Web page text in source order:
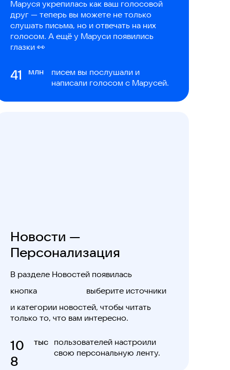
тыс
10
8
Новости —
Персонализация
В разделе Новостей появилась
кнопка выберите источники
и категории новостей, чтобы читать
только то, что вам интересно.
пользователей настроили
свою персональную ленту.
млн
41
писем вы послушали и
написали голосом с Марусей.
Маруся укрепилась как ваш голосовой
друг — теперь вы можете не только
слушать письма, но и отвечать на них
голосом. А ещё у Маруси появились
глазки 👀